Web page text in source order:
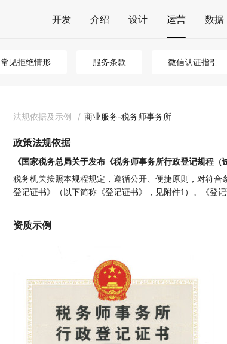
开发 介绍 设计 运营 数据
常见拒绝情形 服务条款 微信认证指引
法规依据及示例 / 商业服务-税务师事务所
政策法规依据
《国家税务总局关于发布《税务师事务所行政登记规程
税务机关按照本规程规定，遵循公开、便捷原则，对符
登记证书》（以下简称《登记证书》，见附件1）。《登
资质示例